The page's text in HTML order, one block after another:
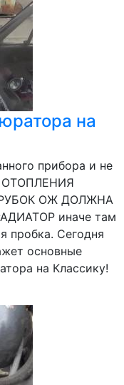
на
прибора и не
ОТОПЛЕНИЯ
ОЖ ДОЛЖНА
иначе там
пробка. Сегодня
основные
на Классику!